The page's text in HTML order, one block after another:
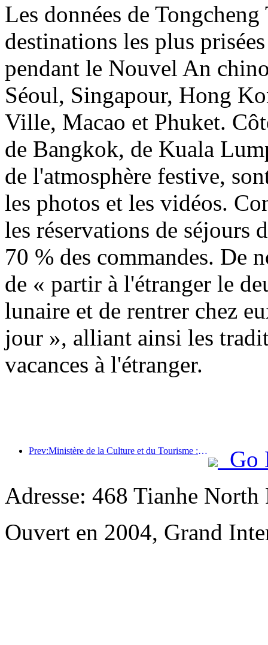
Les données de
destinations les plus
pendant le Nouvel An
Séoul, Singapour, Hong
Ville, Macao et Phuket.
de Bangkok, de Kuala
de l'atmosphère festive,
les photos et les vidéos.
les réservations de séjours
70 % des commandes. De
de « partir à l'étranger le
lunaire et de rentrer chez
jour », alliant ainsi les
vacances à l'étranger.
Prev:Ministère de la Culture et du Tourisme : Lancement de 22 activités thématiques réparties dans 7 grandes régions
Go
Adresse: 468 Tianhe
Ouvert en 2004, Grand